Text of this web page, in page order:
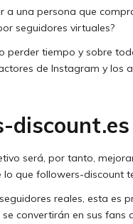
a una persona que
seguidores virtuales?
perder tiempo y sobre
de Instagram y los
será, por tanto,
que followers-discount
reales, esta es
convertirán en sus